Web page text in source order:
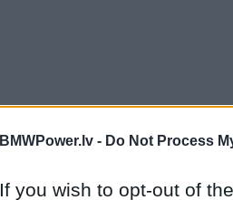
BMWPower.lv - Do Not Process
If you wish to opt-out of